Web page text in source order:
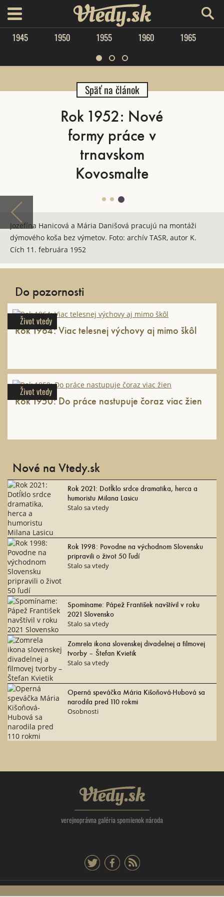
menu Vtedy.sk
1945 1950 1955 1960 1965
Späť na článok
Rok 1952: Nové
formy práce v
trnavskom
Kovosmalte
Jozefína Hanicová a Mária Danišová pracujú na montáži
dýmového koša bez výmetov. Foto: archív TASR, autor K.
Cích 11. februára 1952
Do pozornosti
Život vtedy
Rok 1964: Viac telesnej výchovy aj mimo škôl
Život vtedy
Rok 1950: Do práce nastupuje čoraz viac žien
Nové na Vtedy.sk
Rok 2021: Dotĺklo srdce dramatika, herca a
humoristu Milana Lasicu
Stalo sa vtedy
Rok 1998: Povodne na východnom Slovensku
pripravili o život 50 ľudí
Stalo sa vtedy
Spomíname: Pápež František navštívil v roku
2021 Slovensko
Stalo sa vtedy
Zomrela ikona slovenskej divadelnej a filmovej
tvorby – Štefan Kvietik
Stalo sa vtedy
Operná speváčka Mária Kišoňová-Hubová sa
narodila pred 110 rokmi
Osobnosti
Vtedy.sk
verejnoprávna galéria spomienok národa
twitterfacebook
rss